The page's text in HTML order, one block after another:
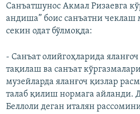
Санъатшунос Акмал Ризаевга
андиша” боис санъатни чеклаш
секин одат бўлмоқда:
- Санъат олийгоҳларида
тақилаш ва санъат
музейларда яланғоч қизлар
талаб қилиш нормага айланди.
Беллоли деган италян